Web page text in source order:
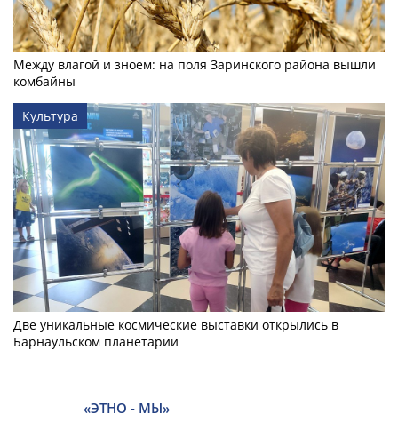
Между влагой и зноем: на поля Заринского района вышли
комбайны
Культура
Две уникальные космические выставки открылись в
Барнаульском планетарии
«ЭТНО - МЫ»